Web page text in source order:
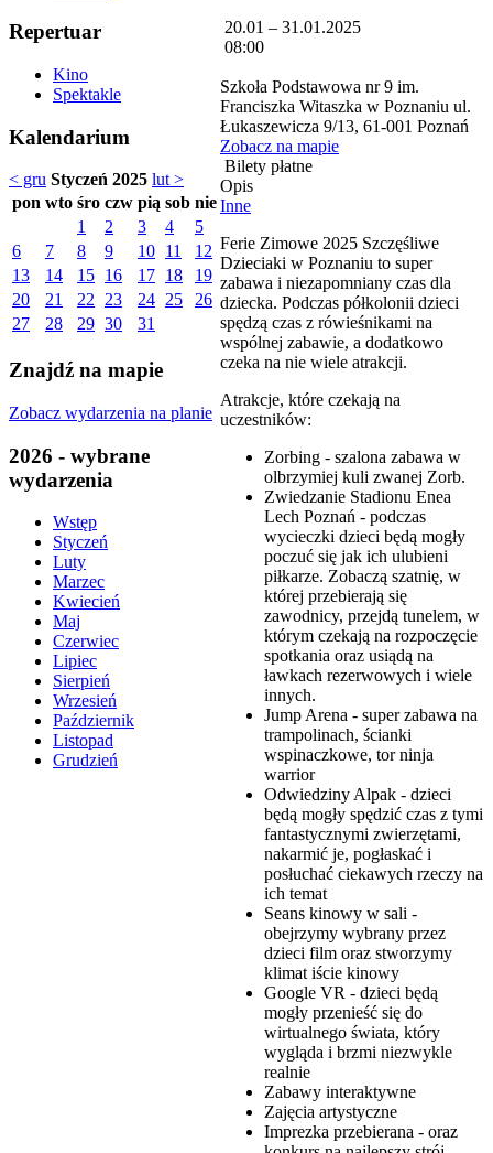
Repertuar
Kino
Spektakle
Kalendarium
< gru Styczeń 2025 lut >
pon wto śro czw pią sob nie
1
2 3 4
5
6
7 8 9 10 11
12
13
14 15 16 17 18
19
20
21 22 23 24 25
26
27
28 29 30 31
Znajdź na mapie
Zobacz wydarzenia na planie
2026 - wybrane
wydarzenia
Wstęp
Styczeń
Luty
Marzec
Kwiecień
Maj
Czerwiec
Lipiec
Sierpień
Wrzesień
Październik
Listopad
Grudzień
20.01 – 31.01.2025
08:00
Szkoła Podstawowa nr 9 im.
Franciszka Witaszka w Poznaniu ul.
Łukaszewicza 9/13, 61-001 Poznań
Zobacz na mapie
Bilety płatne
Opis
Inne
Ferie Zimowe 2025 Szczęśliwe
Dzieciaki w Poznaniu to super
zabawa i niezapomniany czas dla
dziecka. Podczas półkolonii dzieci
spędzą czas z rówieśnikami na
wspólnej zabawie, a dodatkowo
czeka na nie wiele atrakcji.
Atrakcje, które czekają na
uczestników:
Zorbing - szalona zabawa w
olbrzymiej kuli zwanej Zorb.
Zwiedzanie Stadionu Enea
Lech Poznań - podczas
wycieczki dzieci będą mogły
poczuć się jak ich ulubieni
piłkarze. Zobaczą szatnię, w
której przebierają się
zawodnicy, przejdą tunelem, w
którym czekają na rozpoczęcie
spotkania oraz usiądą na
ławkach rezerwowych i wiele
innych.
Jump Arena - super zabawa na
trampolinach, ścianki
wspinaczkowe, tor ninja
warrior
Odwiedziny Alpak - dzieci
będą mogły spędzić czas z tymi
fantastycznymi zwierzętami,
nakarmić je, pogłaskać i
posłuchać ciekawych rzeczy na
ich temat
Seans kinowy w sali -
obejrzymy wybrany przez
dzieci film oraz stworzymy
klimat iście kinowy
Google VR - dzieci będą
mogły przenieść się do
wirtualnego świata, który
wygląda i brzmi niezwykle
realnie
Zabawy interaktywne
Zajęcia artystyczne
Imprezka przebierana - oraz